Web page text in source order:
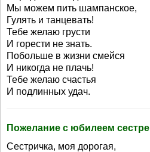
Мы можем пить шампанское,
Гулять и танцевать!
Тебе желаю грусти
И горести не знать.
Побольше в жизни смейся
И никогда не плачь!
Тебе желаю счастья
И подлинных удач.
Пожелание с юбилеем сестре
Сестричка, моя дорогая,